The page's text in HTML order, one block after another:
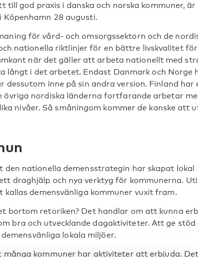
till god praxis i danska och norska kommuner,
28 augusti.
för vård- och omsorgssektorn och de
nationella riktlinjer för en bättre livskvalitet
när det gäller att arbeta nationellt med
långt i det arbetet. Endast Danmark och Norge
dessutom inne på sin andra version. Finland har
övriga nordiska länderna fortfarande arbetar
nivåer. Så småningom kommer de kanske att
den nationella demensstrategin har skapat lokal
draghjälp och nya verktyg för kommunerna.
demensvänliga kommuner vuxit fram.
bortom retoriken? Det handlar om att kunna
bra och utvecklande dagaktiviteter. Att ge stöd
lokala miljöer.
många kommuner har aktiviteter att erbjuda.
och i naturen samt om kreativa aktiviteter som